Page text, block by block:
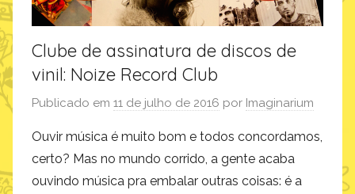
Clube de assinatura de discos de
vinil: Noize Record Club
Publicado em 11 de julho de 2016 por Imaginarium
Ouvir música é muito bom e todos concordamos,
certo? Mas no mundo corrido, a gente acaba
ouvindo música pra embalar outras coisas: é a